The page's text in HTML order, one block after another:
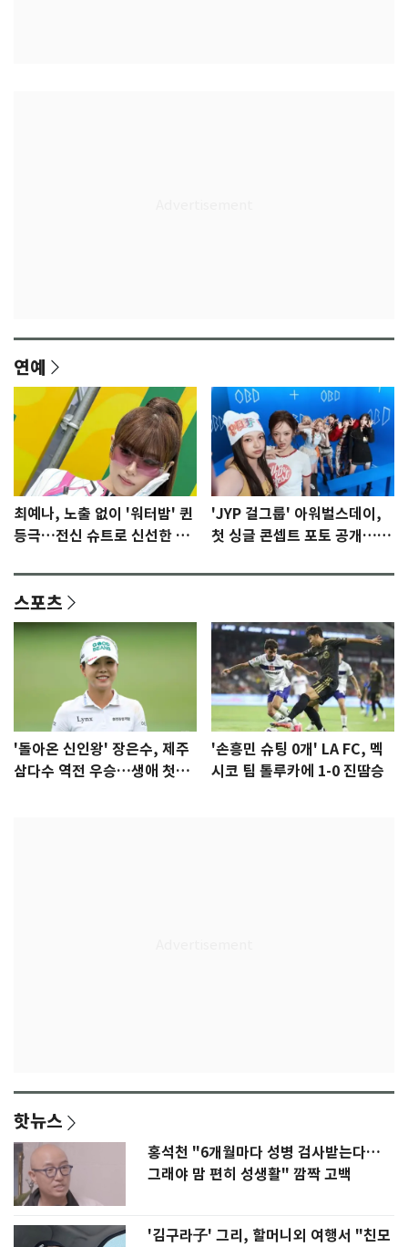
연예
최예나, 노출 없이 '워터밤' 퀸
등극…전신 슈트로 신선한 충
'JYP 걸그룹' 아워벌스데이,
첫 싱글 콘셉트 포토 공개…청
스포츠
'돌아온 신인왕' 장은수, 제주
삼다수 역전 우승…생애 첫승
'손흥민 슈팅 0개' LA FC, 멕
시코 팀 톨루카에 1-0 진땀승
핫뉴스
홍석천 "6개월마다 성병 검사받는다…
그래야 맘 편히 성생활" 깜짝 고백
'김구라子' 그리, 할머니외 여행서 "친모